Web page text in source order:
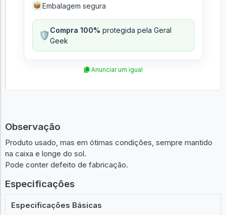
📦 Embalagem segura
🛡️Compra 100% protegida pela Geral
Geek
Anunciar um igual
Observação
Produto usado, mas em ótimas condições, sempre mantido
na caixa e longe do sol.
Pode conter defeito de fabricação.
Especificações
Especificações Básicas